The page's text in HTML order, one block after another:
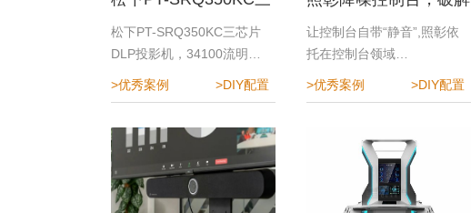
芯片DLP投影机
松下PT-SRQ350KC三芯片
DLP投影机，34100流明…
>优秀案例 >DIY配置
指挥中心降噪难题
让控制台自带“静音”,照彰依
托在控制台领域…
>优秀案例 >DIY配置